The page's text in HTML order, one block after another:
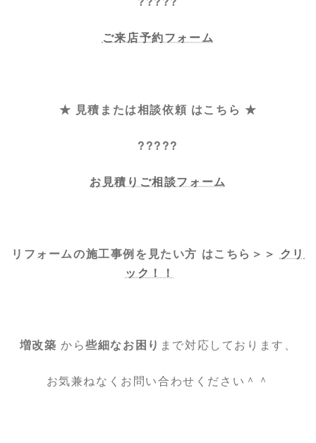
ご来店予約フォーム
★ 見積または相談依頼 はこちら ★
?????
お見積りご相談フォーム
リフォームの施工事例を見たい方 はこちら＞＞ クリ
ック！！
増改築 から些細なお困り まで対応しております、
お気兼ねなくお問い合わせください＾＾